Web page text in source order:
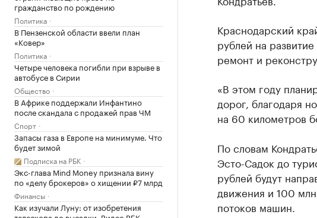
гражданство по рождению
Политика
В Пензенской области ввели план
«Ковер»
Политика
Четыре человека погибли при взрыве в
автобусе в Сирии
Общество
В Африке поддержали Инфантино
после скандала с продажей прав ЧМ
Спорт
Запасы газа в Европе на минимуме. Что
будет зимой
Подписка на РБК
Экс-глава Mind Money признала вину
по «делу брокеров» о хищении ₽7 млрд
Финансы
Как изучали Луну: от изобретения
Краснодарский
рублей на
ремонт и
«В этом году
дорог, благодаря
на 60 километров
По словам
Эсто-Садок до
рублей будут
движения и 100
потоков машин.